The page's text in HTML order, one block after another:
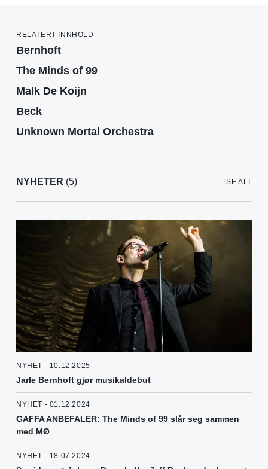
RELATERT INNHOLD
Bernhoft
The Minds of 99
Malk De Koijn
Beck
Unknown Mortal Orchestra
NYHETER (5) SE ALT
NYHET - 10.12.2025
Jarle Bernhoft gjør musikaldebut
NYHET - 01.12.2024
GAFFA ANBEFALER: The Minds of 99 slår seg sammen
med MØ
NYHET - 18.07.2024